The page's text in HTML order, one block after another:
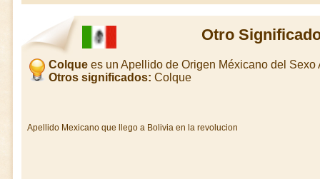
Otro
Colque es un Apellido de Origen Méxicano del Sexo
Otros significados: Colque
Apellido Mexicano que llego a Bolivia en la revolucion